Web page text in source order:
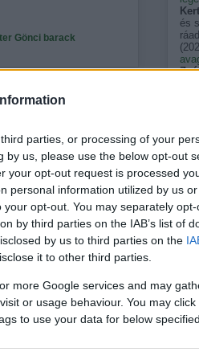
parties, or processing of your
us, please use the below opt-out
your opt-out request is processed
personal information utilized by us
opt-out. You may separately
by third parties on the IAB’s list of
by us to third parties on the
it to other third parties.
more Google services and may
or usage behaviour. You may
to use your data for below
Gönci barack
és olyanná vált,
sikerült fűrésszel,
nekiindult. Betegségein is
liternyi egészséges
ELOLVASOM
és
(
(
(